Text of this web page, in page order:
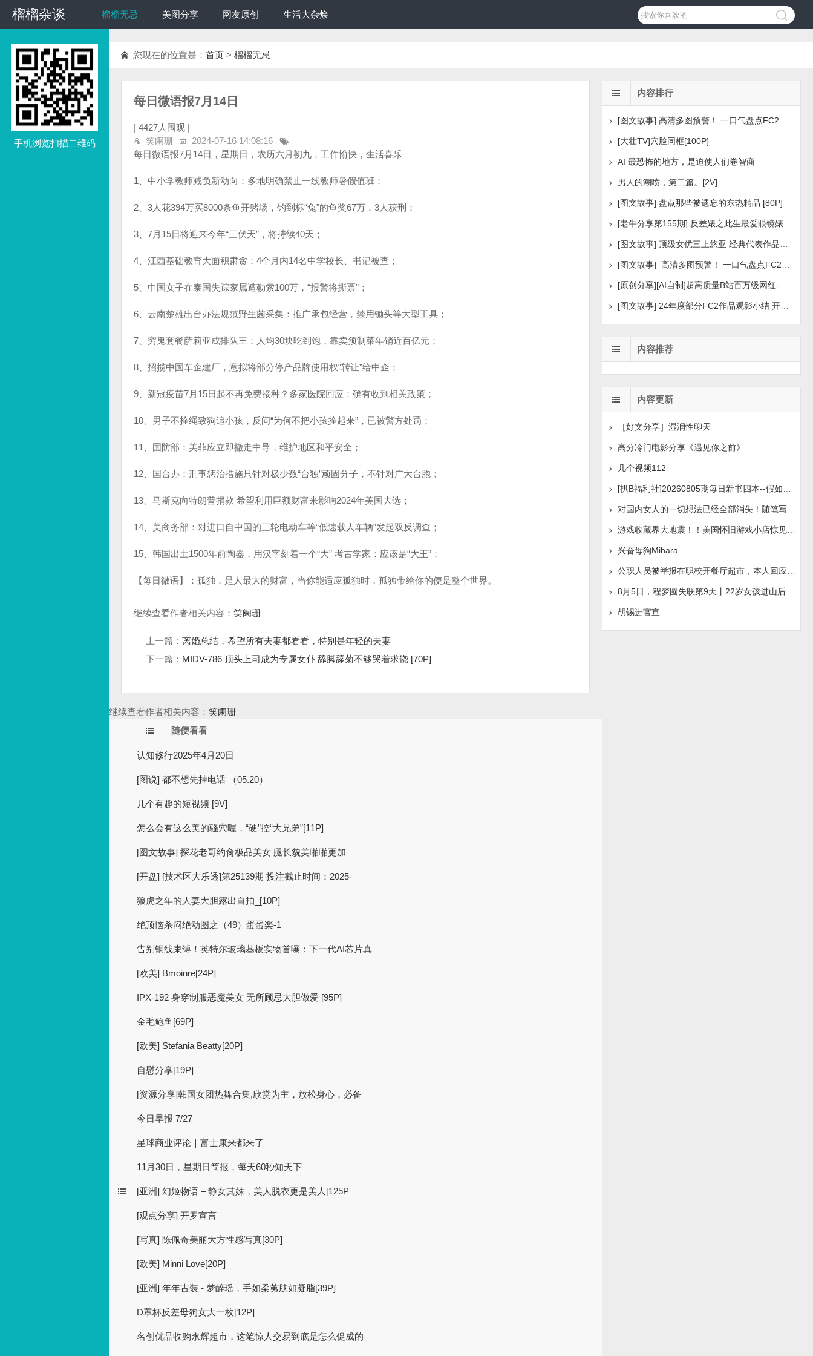
榴榴杂谈
榴榴杂谈 榴榴无忌 美图分享 网友原创 生活大杂烩
手机浏览扫描二维码
您现在的位置是： 首页 > 榴榴无忌
每日微语报7月14日
| 4427人围观 |
笑阑珊
2024-07-16 14:08:16
每日微语报7月14日，星期日，农历六月初九，工作愉快，生活喜乐
1、中小学教师减负新动向：多地明确禁止一线教师暑假值班；
2、3人花394万买8000条鱼开赌场，钓到标“兔”的鱼奖67万，3人获刑；
3、7月15日将迎来今年“三伏天”，将持续40天；
4、江西基础教育大面积肃贪：4个月内14名中学校长、书记被查；
5、中国女子在泰国失踪家属遭勒索100万，“报警将撕票”；
6、云南楚雄出台办法规范野生菌采集：推广承包经营，禁用锄头等大型工具；
7、穷鬼套餐萨莉亚成排队王：人均30块吃到饱，靠卖预制菜年销近百亿元；
8、招揽中国车企建厂，意拟将部分停产品牌使用权“转让”给中企；
9、新冠疫苗7月15日起不再免费接种？多家医院回应：确有收到相关政策；
10、男子不拴绳致狗追小孩，反问“为何不把小孩拴起来”，已被警方处罚；
11、国防部：美菲应立即撤走中导，维护地区和平安全；
12、国台办：刑事惩治措施只针对极少数“台独”顽固分子，不针对广大台胞；
13、马斯克向特朗普捐款 希望利用巨额财富来影响2024年美国大选；
14、美商务部：对进口自中国的三轮电动车等“低速载人车辆”发起双反调查；
15、韩国出土1500年前陶器，用汉字刻着一个“大” 考古学家：应该是“大王”；
【每日微语】：孤独，是人最大的财富，当你能适应孤独时，孤独带给你的便是整个世界。
继续查看作者相关内容： 笑阑珊
上一篇： 离婚总结，希望所有夫妻都看看，特别是年轻的夫妻
下一篇： MIDV-786 顶头上司成为专属女仆 舔脚舔菊不够哭着求饶 [70P]
继续查看作者相关内容： 笑阑珊
随便看看
认知修行2025年4月20日
[图说] 都不想先挂电话 （05.20）
几个有趣的短视频 [9V]
怎么会有这么美的骚穴喔，“硬”控“大兄弟”[11P]
[图文故事] 探花老哥约肏极品美女 腿长貌美啪啪更加
[开盘] [技术区大乐透]第25139期 投注截止时间：2025-
狼虎之年的人妻大胆露出自拍_[10P]
绝顶恼杀闷绝动图之（49）蛋蛋楽-1
告别铜线束缚！英特尔玻璃基板实物首曝：下一代AI芯片真
[欧美] Bmoinre[24P]
IPX-192 身穿制服恶魔美女 无所顾忌大胆做爱 [95P]
金毛鲍鱼[69P]
[欧美] Stefania Beatty[20P]
自慰分享[19P]
[资源分享]韩国女团热舞合集,欣赏为主，放松身心，必备
今日早报 7/27
星球商业评论｜富士康来都来了
11月30日，星期日简报，每天60秒知天下
[亚洲] 幻姬物语 – 静女其姝，美人脱衣更是美人[125P
[观点分享] 开罗宣言
[写真] 陈佩奇美丽大方性感写真[30P]
[欧美] Minni Love[20P]
[亚洲] 年年古装 - 梦醉瑶，手如柔荑肤如凝脂[39P]
D罩杯反差母狗女大一枚[12P]
名创优品收购永辉超市，这笔惊人交易到底是怎么促成的
内容排行
[大壮TV]穴脸同框[100P]
AI 最恐怖的地方，是迫使人们卷智商
男人的潮喷，第二篇。[2V]
[图文故事] 盘点那些被遗忘的东热精品 [80P]
[图文故事] 24年度部分FC2作品观影小结 开年王炸后续
内容推荐
内容更新
［好文分享］湿润性聊天
高分冷门电影分享《遇见你之前》
几个视频112
对国内女人的一切想法已经全部消失！随笔写
游戏收藏界大地震！！美国怀旧游戏小店惊见 97 片未公开版
兴奋母狗Mihara
8月5日，程梦圆失联第9天丨22岁女孩进山后人间蒸发，手机
胡锡进官宣